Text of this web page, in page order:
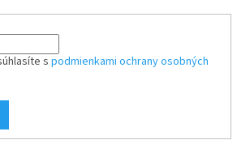
s podmienkami ochrany osobných